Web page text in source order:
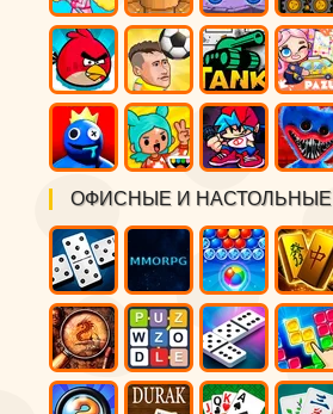
ОФИСНЫЕ И НАСТОЛЬНЫЕ